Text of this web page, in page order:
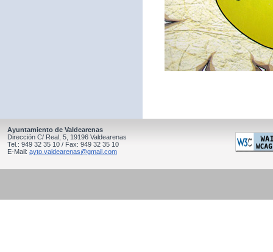
Ayuntamiento de Valdearenas
Dirección C/ Real, 5, 19196 Valdearenas
Tel.: 949 32 35 10 / Fax: 949 32 35 10
E-Mail: ayto.valdearenas@gmail.com